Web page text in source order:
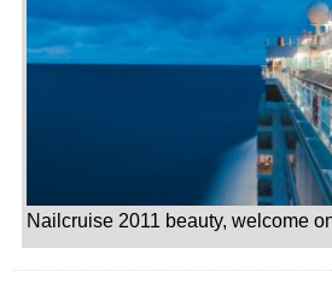
Nailcruise 2011 beauty, welcome